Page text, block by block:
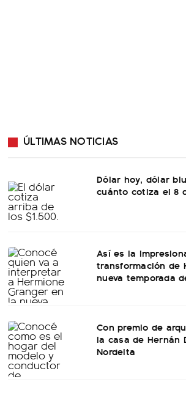
ÚLTIMAS NOTICIAS
Dólar hoy, dólar
cuánto cotiza el 8
Así es la
transformación de
nueva temporada
Con premio de
la casa de Hernán
Nordelta